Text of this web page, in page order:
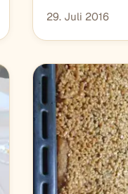
29. Juli 2016